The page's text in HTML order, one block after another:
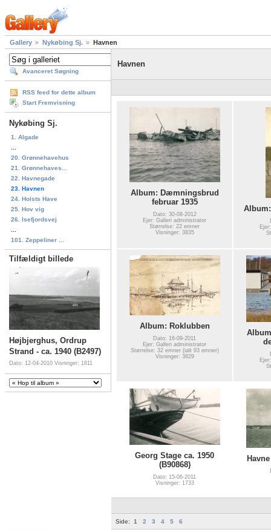
Gallery Nykøbing Sj. Havnen
Avanceret Søgning
RSS feed for dette album
Start Fremvisning
Nykøbing Sj.
1. Algade
20. Grønnehavehus
21. Grønnehaves...
22. Havnegade
23. Havnen
24. Holsts Have
25. Hov vig
26. Isefjordsvej
101. Zeppeliner ...
Tilfældigt billede
Højbjerghus, Ordrup
Strand - ca. 1940 (B2497)
Dato: 12-04-2010 Visninger: 1811
Havnen
Album: Dæmningsbrud
februar 1935
Dato: 30-08-2012
Ejer: Galleri administrator
Størrelse: 22 emner
Visninger: 3835
Album: Roklubben
Dato: 16-09-2011
Ejer: Galleri administrator
Størrelse: 32 emner (ialt 93 emner)
Visninger: 3829
Georg Stage ca. 1950
(B90868)
Dato: 15-06-2011
Visninger: 1733
Side: 1 2 3 4 5 6